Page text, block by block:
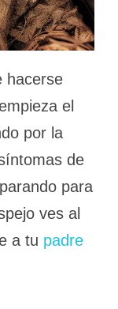
hacerse
el
por la
de
para
ves al
a tu padre